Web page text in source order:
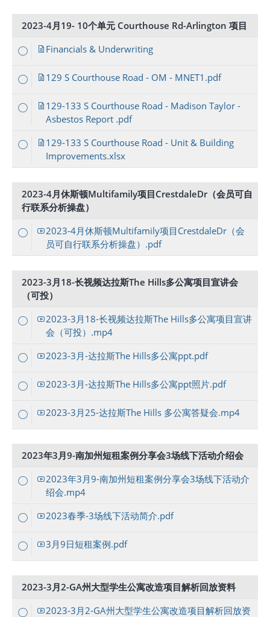
2023-4月19- 10个单元 Courthouse Rd-Arlington 项目
Financials & Underwriting
129 S Courthouse Road - OM - MNET1.pdf
129-133 S Courthouse Road - Madison Taylor -
Asbestos Report .pdf
129-133 S Courthouse Road - Unit & Building
Improvements.xlsx
2023-4月休斯顿Multifamily项目CrestdaleDr（会员可自
行联系分析操盘）
2023-4月休斯顿Multifamily项目CrestdaleDr（会
员可自行联系分析操盘）.pdf
2023-3月18-长视频达拉斯The Hills多公寓项目宣讲会
（可投）
2023-3月18-长视频达拉斯The Hills多公寓项目宣讲
会（可投）.mp4
2023-3月-达拉斯The Hills多公寓ppt.pdf
2023-3月-达拉斯The Hills多公寓ppt照片.pdf
2023-3月25-达拉斯The Hills 多公寓答疑会.mp4
2023年3月9-南加州短租案例分享会3场线下活动介绍会
2023年3月9-南加州短租案例分享会3场线下活动介
绍会.mp4
2023春季-3场线下活动简介.pdf
3月9日短租案例.pdf
2023-3月2-GA州大型学生公寓改造项目解析回放资料
2023-3月2-GA州大型学生公寓改造项目解析回放资